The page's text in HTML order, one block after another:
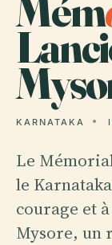
Mém
KARNATAKA
Le
le
courage et
Mysore, un